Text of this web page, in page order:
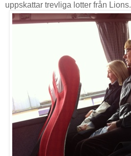
uppskattar trevliga lotter från Lions.